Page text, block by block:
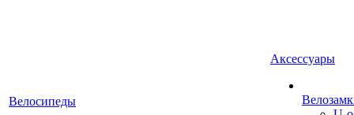
Велосипеды
Аксессуары